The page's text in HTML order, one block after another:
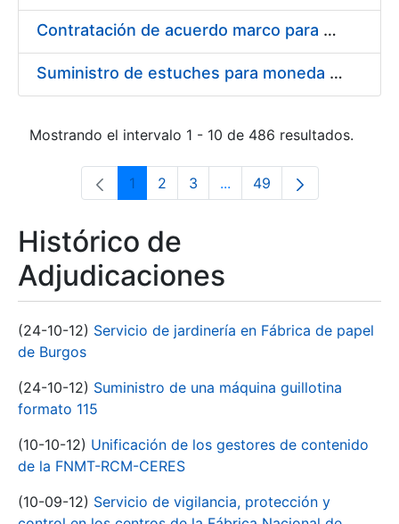
Contratación de acuerdo marco para el Suministro de Material de Electricidad para la Fábrica Nacional de Moneda y Timbre-Real Casa de la Moneda en su centro de trabajo de Burgos
Suministro de estuches para moneda de 30 €
Mostrando el intervalo 1 - 10 de 486 resultados.
Página
1 Página
2 Página
3 ...Páginas intermedias Use
Página
49
Histórico de
Adjudicaciones
(24-10-12) Servicio de jardinería en Fábrica de papel
de Burgos
(24-10-12) Suministro de una máquina guillotina
formato 115
(10-10-12) Unificación de los gestores de contenido
de la FNMT-RCM-CERES
(10-09-12) Servicio de vigilancia, protección y